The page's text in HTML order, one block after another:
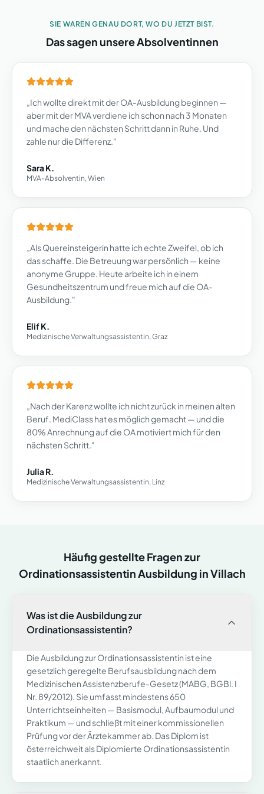
OA-Diplom + Führungskompetenz &
Praxiserfahrung
bis Qualitätsmanagement. Der logische nächste
SIE WAREN GENAU DORT, WO DU JETZT BIST.
Das sagen unsere Absolventinnen
„Ich wollte direkt mit der OA-Ausbildung beginnen —
aber mit der MVA verdiene ich schon nach 3 Monaten
und mache den nächsten Schritt dann in Ruhe. Und
zahle nur die Differenz."
Sara K.
MVA-Absolventin, Wien
„Als Quereinsteigerin hatte ich echte Zweifel, ob ich
das schaffe. Die Betreuung war persönlich — keine
anonyme Gruppe. Heute arbeite ich in einem
Gesundheitszentrum und freue mich auf die OA-
Ausbildung."
Elif K.
Medizinische Verwaltungsassistentin, Graz
„Nach der Karenz wollte ich nicht zurück in meinen alten
Beruf. MediClass hat es möglich gemacht — und die
80% Anrechnung auf die OA motiviert mich für den
nächsten Schritt."
Julia R.
Medizinische Verwaltungsassistentin, Linz
Häufig gestellte Fragen zur
Ordinationsassistentin Ausbildung inVillach
Was ist die Ausbildung zur
Ordinationsassistentin?
Die Ausbildung zur Ordinationsassistentin ist eine
gesetzlich geregelte Berufsausbildung nach dem
Medizinischen Assistenzberufe-Gesetz (MABG, BGBl. I
Nr. 89/2012). Sie umfasst mindestens 650
Unterrichtseinheiten — Basismodul, Aufbaumodul und
Praktikum — und schließt mit einer kommissionellen
Prüfung vor der Ärztekammer ab. Das Diplom ist
österreichweit als Diplomierte Ordinationsassistentin
staatlich anerkannt.